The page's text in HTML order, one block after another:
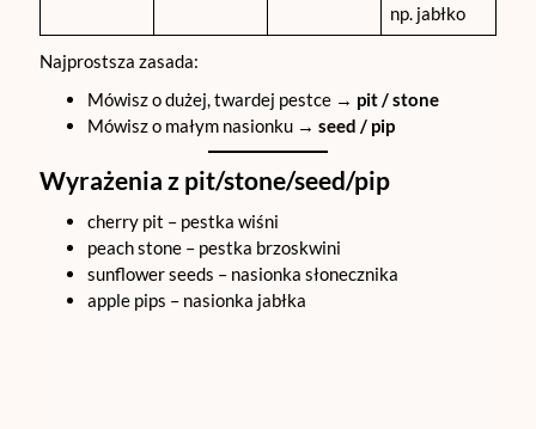
np. jabłko
Najprostsza zasada:
Mówisz o dużej, twardej pestce → pit / stone
Mówisz o małym nasionku → seed / pip
Wyrażenia z pit/stone/seed/pip
cherry pit – pestka wiśni
peach stone – pestka brzoskwini
sunflower seeds – nasionka słonecznika
apple pips – nasionka jabłka